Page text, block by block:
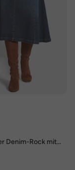
Denim-Rock mit